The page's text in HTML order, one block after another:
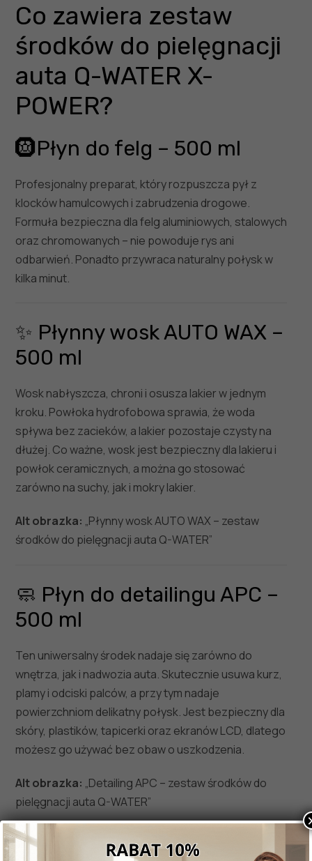
Co zawiera zestaw
środków do pielęgnacji
auta Q-WATER X-
POWER?
🛞Płyn do felg – 500 ml
Profesjonalny preparat, który rozpuszcza pył z
klocków hamulcowych i zabrudzenia drogowe.
Formuła bezpieczna dla felg aluminiowych, stalowych
oraz chromowanych – nie powoduje rys ani
odbarwień. Ponadto przywraca naturalny połysk w
kilka minut.
✨ Płynny wosk AUTO WAX –
500 ml
Wosk nabłyszcza, chroni i osusza lakier w jednym
kroku. Powłoka hydrofobowa sprawia, że woda
spływa bez zacieków, a lakier pozostaje czysty na
dłużej. Co ważne, wosk jest bezpieczny dla lakieru i
powłok ceramicznych, a można go stosować
zarówno na suchy, jak i mokry lakier.
Alt obrazka: „Płynny wosk AUTO WAX – zestaw
środków do pielęgnacji auta Q-WATER”
🧼 Płyn do detailingu APC –
500 ml
Ten uniwersalny środek nadaje się zarówno do
wnętrza, jak i nadwozia auta. Skutecznie usuwa kurz,
plamy i odciski palców, a przy tym nadaje
powierzchniom delikatny połysk. Jest bezpieczny dla
skóry, plastików, tapicerki oraz ekranów LCD, dlatego
możesz go używać bez obaw o uszkodzenia.
Alt obrazka: „Detailing APC – zestaw środków do
pielęgnacji auta Q-WATER”